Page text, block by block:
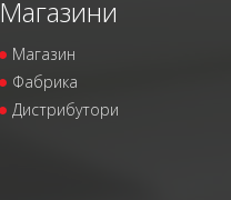
Магазини
Магазин
Фабрика
Дистрибутори